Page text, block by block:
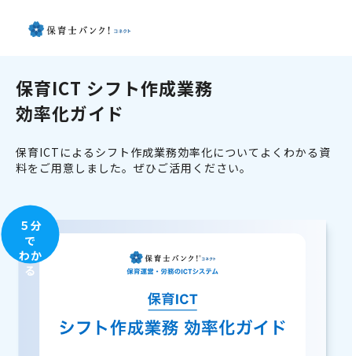
保育ICT シフト作成業務
効率化ガイド
保育ICTによるシフト作成業務効率化についてよくわかる資
料をご用意しました。ぜひご活用ください。
５分
で
わか
る